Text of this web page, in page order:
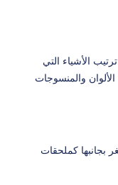
الأشياء التي
والمنسوجات
بجانبها كملحقات